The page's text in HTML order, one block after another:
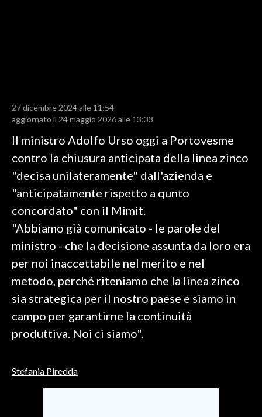
RISULTATI E CLASSIFICHE
CALCIO
CALCIO REGIONALE
BASKET
VOLLEY
MOTORI
TENNIS
ALTRI SPORT
CULTURA
SPETTACOLI
GOSSIP
SARDEGNA TURISMO
27 dicembre 2024 alle 11:54
aggiornato il 24 maggio 2026 alle 13:33
Il ministro Adolfo Urso oggi a Portovesme
contro la chiusura anticipata della linea zinco
"decisa unilateramente" dall'azienda e
"anticipatamente rispetto a qunto
concordato" con il Mimit.
"Abbiamo già comunicato - le parole del
ministro - che la decisione assunta da loro era
per noi inaccettabile nel merito e nel
metodo, perché riteniamo che la linea zinco
sia strategica per il nostro paese e siamo in
campo per garantirne la continuità
produttiva. Noi ci siamo".
Stefania Piredda